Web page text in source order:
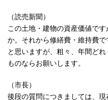
（読売新聞）
この土地・建物の資産価値で
か。それから修繕費・維持費
と思いますが、粗々、年間ど
ものならお願いします。
（市長）
後段の質問につきましては、